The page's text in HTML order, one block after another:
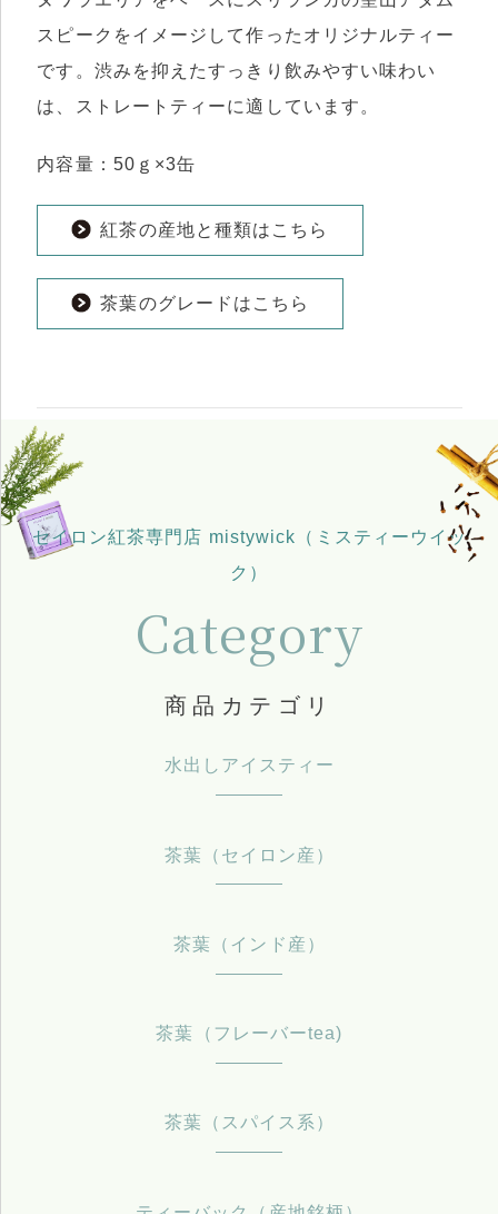
スピークをイメージして作ったオリジナルティー
です。渋みを抑えたすっきり飲みやすい味わい
は、ストレートティーに適しています。
内容量：50ｇ×3缶
紅茶の産地と種類はこちら
茶葉のグレードはこちら
セイロン紅茶専門店 mistywick（ミスティーウイッ
ク）
Category
商品カテゴリ
水出しアイスティー
茶葉（セイロン産）
茶葉（インド産）
茶葉（フレーバーtea)
茶葉（スパイス系）